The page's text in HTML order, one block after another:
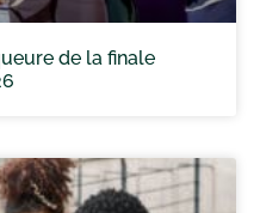
de la finale